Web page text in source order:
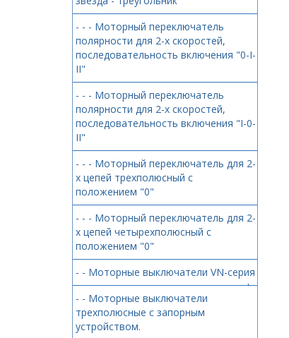
- - - Моторный переключатель
полярности для 2-х скоростей,
последовательность включения "0-I-
II"
- - - Моторный переключатель
полярности для 2-х скоростей,
последовательность включения "I-0-
II"
- - - Моторный переключатель для 2-
х цепей трехполюсный с
положением "0"
- - - Моторный переключатель для 2-
х цепей четырехполюсный с
положением "0"
- - Моторные выключатели VN-серия
+
- - Моторные выключатели
трехполюсные с запорным
устройством.